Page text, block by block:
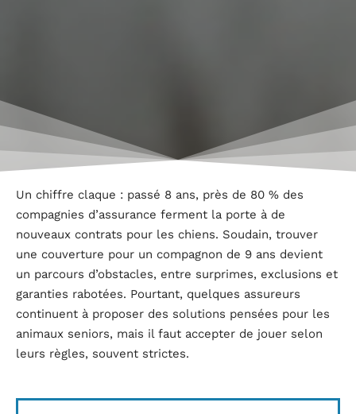
Un chiffre claque : passé 8 ans, près de 80 % des
compagnies d’assurance ferment la porte à de
nouveaux contrats pour les chiens. Soudain, trouver
une couverture pour un compagnon de 9 ans devient
un parcours d’obstacles, entre surprimes, exclusions et
garanties rabotées. Pourtant, quelques assureurs
continuent à proposer des solutions pensées pour les
animaux seniors, mais il faut accepter de jouer selon
leurs règles, souvent strictes.